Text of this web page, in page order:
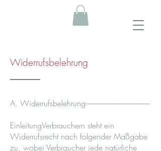
Widerrufsbelehrung
A. Widerrufsbelehrung–––––––––––––––––––––
EinleitungVerbrauchern steht ein
Widerrufsrecht nach folgender Maßgabe
zu, wobei Verbraucher jede natürliche